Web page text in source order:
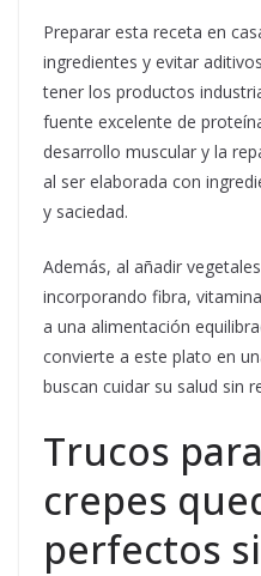
Preparar esta receta en
ingredientes y evitar
tener los productos
fuente excelente de
desarrollo muscular y la
al ser elaborada con
y saciedad.
Además, al añadir
incorporando fibra,
a una alimentación
convierte a este plato en
buscan cuidar su salud sin
Trucos
crepes
perfectos